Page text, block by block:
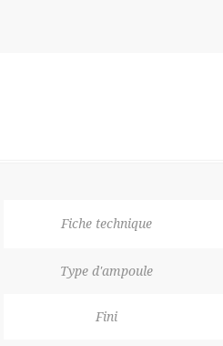
Fiche technique
Type d'ampoule
Fini